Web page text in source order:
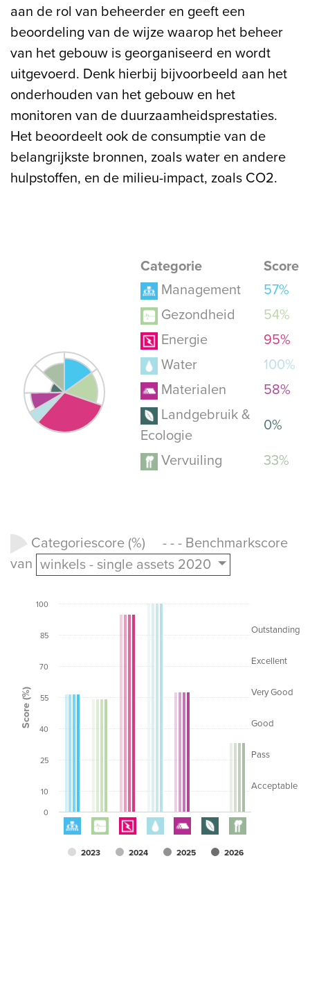
aan de rol van beheerder en geeft een
beoordeling van de wijze waarop het beheer
van het gebouw is georganiseerd en wordt
uitgevoerd. Denk hierbij bijvoorbeeld aan het
onderhouden van het gebouw en het
monitoren van de duurzaamheidsprestaties.
Het beoordeelt ook de consumptie van de
belangrijkste bronnen, zoals water en andere
hulpstoffen, en de milieu-impact, zoals CO2.
Categorie
Score
Management
57%
Gezondheid
54%
Energie
95%
Water
100%
Materialen
58%
Landgebruik &
Ecologie
0%
Vervuiling 33%
Categoriescore (%) - - - Benchmarkscore
van winkels - single assets 2020
Acceptable
Pass
Good
Very Good
Excellent
Outstanding
Score (%)
2023 2024 2025 2026
0
10
25
40
55
70
85
100